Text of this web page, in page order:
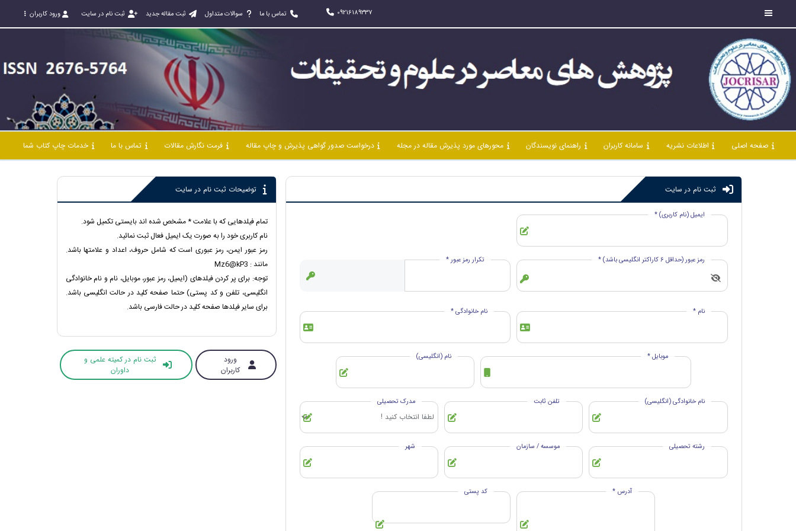
09216189337 تماس با ما سوالات متداول ثبت مقاله جدید ثبت نام در سایت ورود کاربران
صفحه اصلی اطلاعات نشریه سامانه کاربران راهنمای نویسندگان محورهای مورد پذیرش مقاله در مجله درخواست صدور گواهی پذیرش و چاپ مقاله فرمت نگارش مقالات تماس با ما خدمات چاپ کتاب شما
ثبت نام در سایت
ایمیل (نام کاربری) *
رمز عبور (حداقل 6 کاراکتر انگلیسی باشد) * تکرار رمز عبور *
نام * نام خانوادگی *
موبایل * نام (انگلیسی)
نام خانوادگی (انگلیسی) تلفن ثابت مدرک تحصیلی
رشته تحصیلی موسسه / سازمان شهر
آدرس * کد پستی
توضیحات ثبت نام در سایت
تمام فیلدهایی که با علامت * مشخص شده اند بایستی تکمیل شود.
نام کاربری خود را به صورت یک ایمیل فعال ثبت نمائید.
رمز عبور ایمن، رمز عبوری است که شامل حروف، اعداد و علامتها باشد.
مانند : Mz6@kP3
توجه: برای پر کردن فیلدهای (ایمیل، رمز عبور، موبایل، نام و نام خانوادگی
انگلیسی، تلفن و کد پستی) حتما صفحه کلید در حالت انگلیسی باشد.
برای سایر فیلدها صفحه کلید در حالت فارسی باشد.
ورود
کاربران
ثبت نام در کمیته علمی و
داوران